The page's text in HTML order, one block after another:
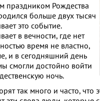
праздником Рождества
больше двух тысяч
это событие.
в вечности, где нет
время не властно,
и в сегодняшний день
смогли достойно войти
ночь.
так много и часто,